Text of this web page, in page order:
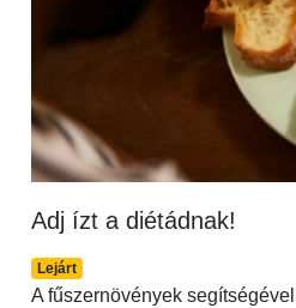
Adj ízt a diétádnak!
Lejárt
A fűszernövények